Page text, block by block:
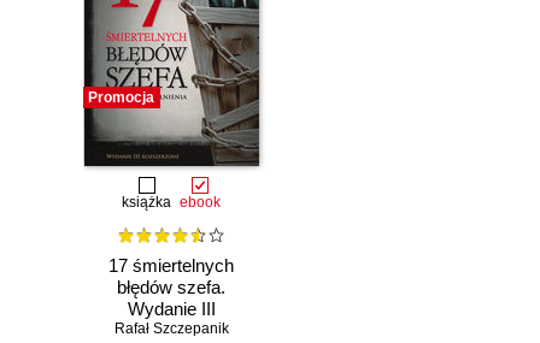
Promocja
książka ebook
17 śmiertelnych
błędów szefa.
Wydanie III
rozszerzone
Rafał Szczepanik